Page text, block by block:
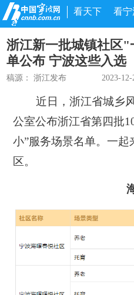
看天下 看宁
浙江新一批城镇社区
单公布 宁波这些入选
稿源：浙江发布 2023-
近日，浙江省城乡
公室公布浙江省第四批
小”服务场景名单。一
区。